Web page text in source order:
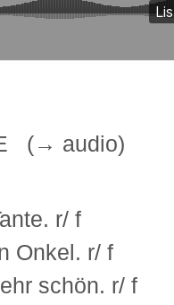
E (→ audio)
r/ f
Onkel. r/ f
schön. r/ f